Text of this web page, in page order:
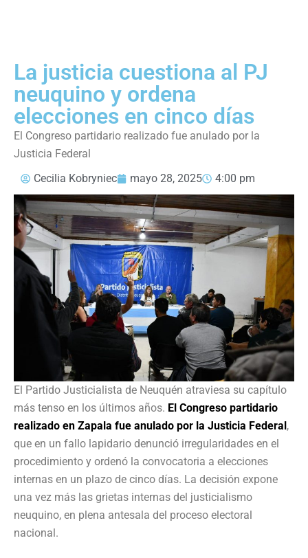
La justicia cuestiona al PJ
neuquino y ordena
elecciones en cinco días
El Congreso partidario realizado fue anulado por la
Justicia Federal
Cecilia Kobryniec
mayo 28, 2025 4:00 pm
El Partido Justicialista de Neuquén atraviesa su capítulo
más tenso en los últimos años. El Congreso partidario
realizado en Zapala fue anulado por la Justicia Federal,
que en un fallo lapidario denunció irregularidades en el
procedimiento y ordenó la convocatoria a elecciones
internas en un plazo de cinco días. La decisión expone
una vez más las grietas internas del justicialismo
neuquino, en plena antesala del proceso electoral
nacional.